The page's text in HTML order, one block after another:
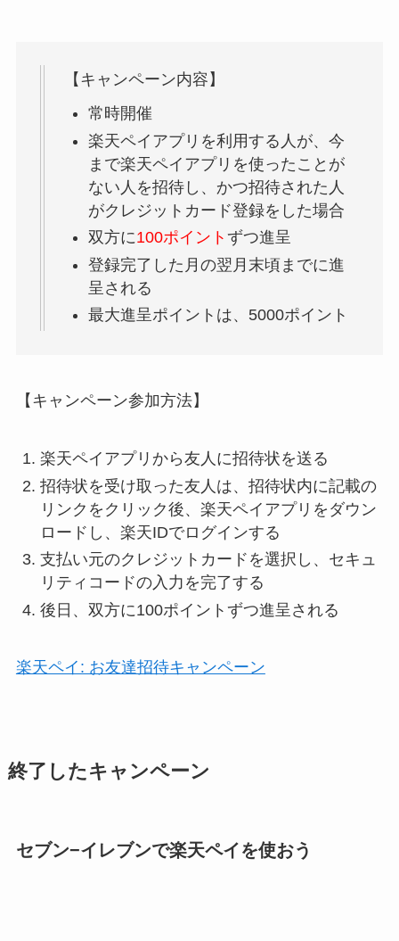
【キャンペーン内容】
常時開催
楽天ペイアプリを利用する人が、今
まで楽天ペイアプリを使ったことが
ない人を招待し、かつ招待された人
がクレジットカード登録をした場合
双方に100ポイント ずつ進呈
登録完了した月の翌月末頃までに進
呈される
最大進呈ポイントは、5000ポイント
【キャンペーン参加方法】
楽天ペイアプリから友人に招待状を送る
招待状を受け取った友人は、招待状内に記載の
リンクをクリック後、楽天ペイアプリをダウン
ロードし、楽天IDでログインする
支払い元のクレジットカードを選択し、セキュ
リティコードの入力を完了する
後日、双方に100ポイントずつ進呈される
楽天ペイ: お友達招待キャンペーン
終了したキャンペーン
セブン−イレブンで楽天ペイを使おう